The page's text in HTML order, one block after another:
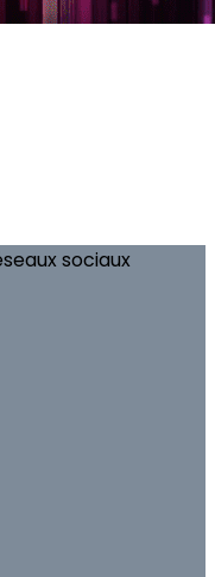
sociaux